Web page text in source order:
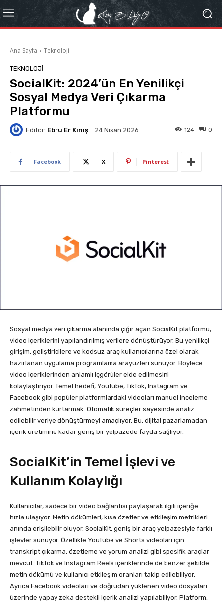
Ana Sayfa Teknoloji
TEKNOLOJI
SocialKit: 2024’ün En Yenilikçi
Sosyal Medya Veri Çıkarma
Platformu
Editör: Ebru Er Kınış 24 Nisan 2026 0
124
Facebook X Pinterest
Sosyal medya veri çıkarma alanında çığır açan SocialKit platformu,
video içeriklerini yapılandırılmış verilere dönüştürüyor. Bu yenilikçi
girişim, geliştiricilere ve kodsuz araç kullanıcılarına özel olarak
hazırlanan uygulama programlama arayüzleri sunuyor. Böylece
video içeriklerinden anlamlı içgörüler elde edilmesini
kolaylaştırıyor. Temel hedefi, YouTube, TikTok, Instagram ve
Facebook gibi popüler platformlardaki videoları manuel inceleme
zahmetinden kurtarmak. Otomatik süreçler sayesinde analiz
edilebilir veriye dönüştürmeyi amaçlıyor. Bu, dijital pazarlamadan
içerik üretimine kadar geniş bir yelpazede fayda sağlıyor.
SocialKit’in Temel İşlevi ve
Kullanım Kolaylığı
Kullanıcılar, sadece bir video bağlantısı paylaşarak ilgili içeriğe
hızla ulaşıyor. Metin dökümleri, kısa özetler ve etkileşim metrikleri
anında erişilebilir oluyor. SocialKit, geniş bir araç yelpazesiyle farklı
işlevler sunuyor. Özellikle YouTube ve Shorts videoları için
transkript çıkarma, özetleme ve yorum analizi gibi spesifik araçlar
mevcut. TikTok ve Instagram Reels içeriklerinde de benzer şekilde
metin dökümü ve kullanıcı etkileşim oranları takip edilebiliyor.
Ayrıca Facebook videoları ve doğrudan yüklenen video dosyaları
üzerinde yapay zeka destekli içerik analizi yapılabiliyor. Platform,